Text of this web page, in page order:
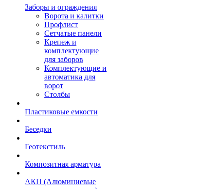
Заборы и ограждения
Ворота и калитки
Профлист
Сетчатые панели
Крепеж и
комплектующие
для заборов
Комплектующие и
автоматика для
ворот
Столбы
Пластиковые емкости
Беседки
Геотекстиль
Композитная арматура
АКП (Алюминиевые